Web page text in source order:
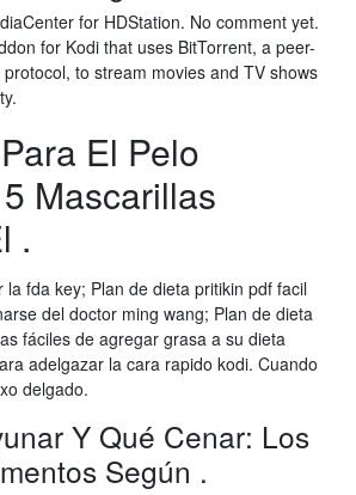
for HDStation. No comment yet.
for Kodi that uses BitTorrent, a peer-
to stream movies and TV shows
El Pelo
Mascarillas
.
la fda key; Plan de dieta pritikin pdf facil
del doctor ming wang; Plan de dieta
fáciles de agregar grasa a su dieta
adelgazar la cara rapido kodi. Cuando
delgado.
Y Qué Cenar: Los
Según .